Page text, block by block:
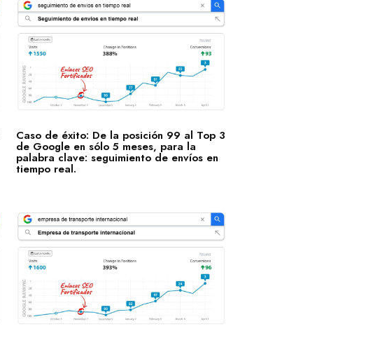
Caso de éxito: De la posición 99 al Top 3
de Google en sólo 5 meses, para la
palabra clave: seguimiento de envíos en
tiempo real.